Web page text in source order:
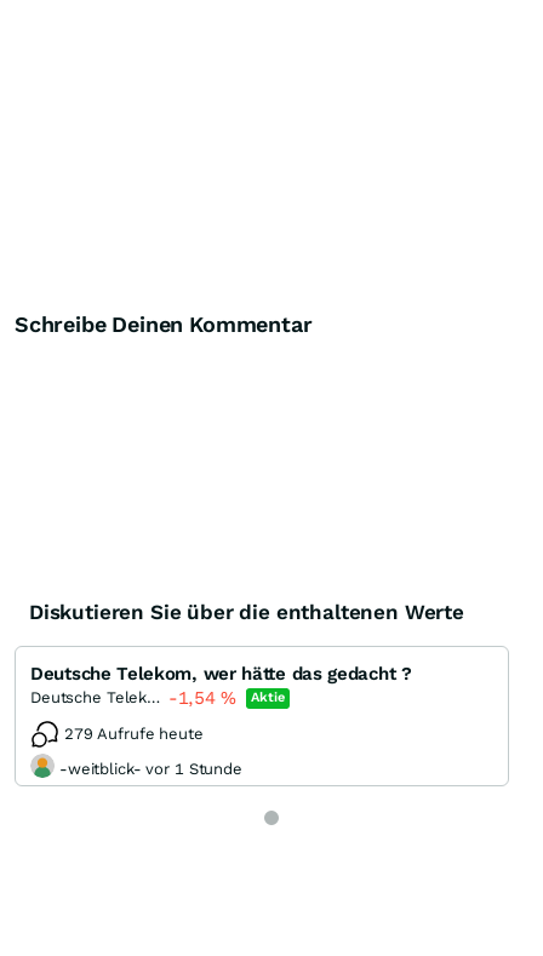
Schreibe Deinen Kommentar
Diskutieren Sie über die enthaltenen Werte
Deutsche Telekom, wer hätte das gedacht ?
Deutsche Telekom -1,54% Aktie
279 Aufrufe heute
-weitblick- vor 1 Stunde